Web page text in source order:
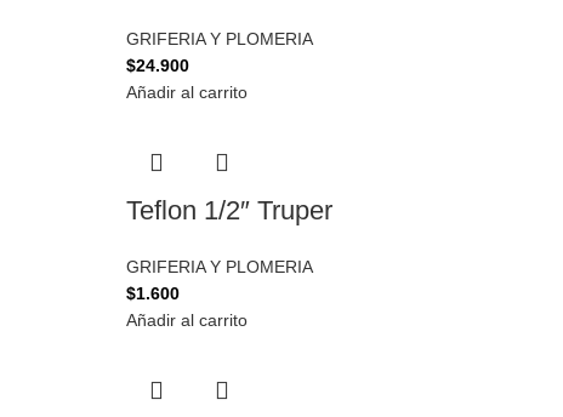
GRIFERIA Y PLOMERIA
$24.900
Añadir al carrito
Teflon 1/2″ Truper
GRIFERIA Y PLOMERIA
$1.600
Añadir al carrito